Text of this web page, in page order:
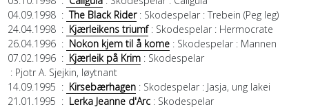
04.09.1998: The Black Rider: Skodespelar: Trebein (Peg leg)
24.04.1998: Kjærleikens triumf: Skodespelar: Hermocrate
26.04.1996: Nokon kjem til å kome: Skodespelar: Mannen
07.02.1996: Kjærleik på Krim: Skodespelar
: Pjotr A. Sjejkin, løytnant
14.09.1995 : Kirsebærhagen: Skodespelar: Jasja, ung lakei
21.01.1995 : Lerka Jeanne d'Arc: Skodespelar